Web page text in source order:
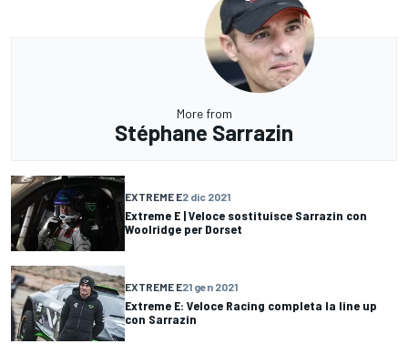
More from
Stéphane Sarrazin
EXTREME E2 dic 2021
Extreme E | Veloce sostituisce Sarrazin con
Woolridge per Dorset
EXTREME E21 gen 2021
Extreme E: Veloce Racing completa la line up
con Sarrazin